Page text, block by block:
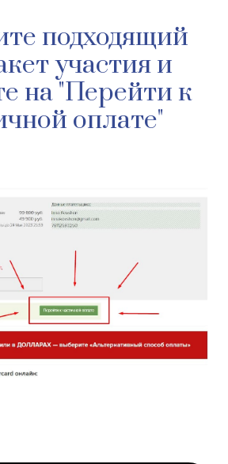
подходящий
участия и
на "Перейти к
оплате"